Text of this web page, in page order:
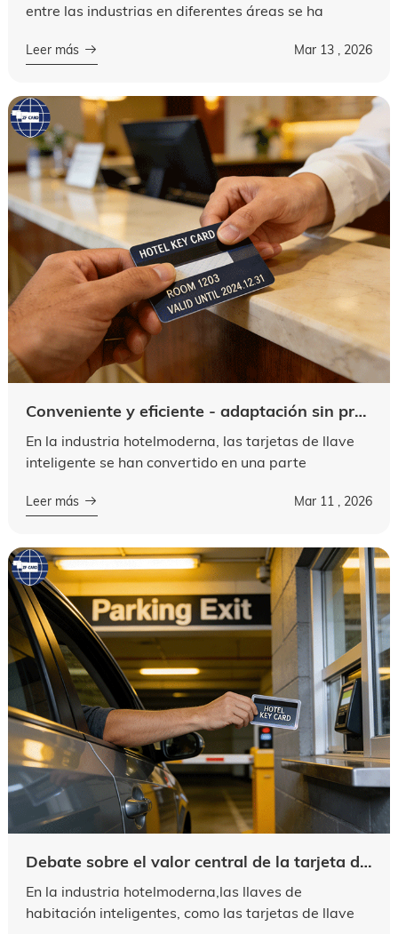
entre las industrias en diferentes áreas se ha
clubes y hoteles son un muy buen pa...
Leer más Mar 13 , 2026
Conveniente y eficiente - adaptación sin preocupaciones: análisis de las ventajas de la aplicación de tarjetas de banda magnética en tarjetas de llave inteligente del Hotel
En la industria hotelmoderna, las tarjetas de llave
inteligente se han convertido en una parte
operación del hotel, afectando directa...
Leer más Mar 11 , 2026
Debate sobre el valor central de la tarjeta de IC sin contacto (RFID) para la tarjeta de llave inteligente para hoteles
En la industria hotelmoderna,las llaves de
habitación inteligentes, como las tarjetas de llave